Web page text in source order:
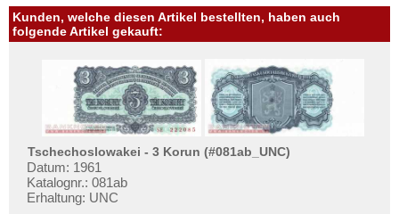
FAQ
Zahlungsbedingungen
Privatsphäre und Datenschutz
Widerrufsbelehrung
Liefer- und Versandkosten
AGB
Kunden, welche diesen Artikel bestellten, haben auch
folgende Artikel gekauft:
Tschechoslowakei - 3 Korun (#081ab_UNC)
Datum: 1961
Katalognr.: 081ab
Erhaltung: UNC